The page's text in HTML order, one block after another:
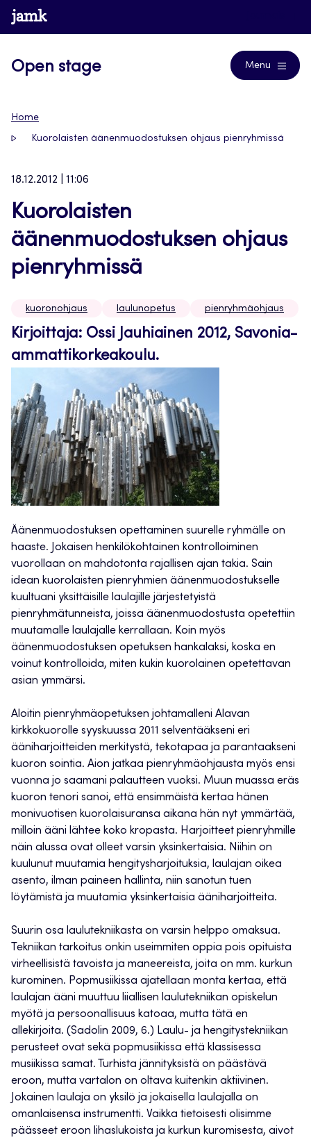
Siirry
suoraan
www.jamk.fi
Open stage Menu
Home
Kuorolaisten äänenmuodostuksen ohjaus pienryhmissä
18.12.2012 | 11:06
Kuorolaisten
äänenmuodostuksen ohjaus
pienryhmissä
kuoronohjaus laulunopetus pienryhmäohjaus
Kirjoittaja: Ossi Jauhiainen 2012, Savonia-
ammattikorkeakoulu.
Äänenmuodostuksen opettaminen suurelle ryhmälle on
haaste. Jokaisen henkilökohtainen kontrolloiminen
vuorollaan on mahdotonta rajallisen ajan takia. Sain
idean kuorolaisten pienryhmien äänenmuodostukselle
kuultuani yksittäisille laulajille järjestetyistä
pienryhmätunneista, joissa äänenmuodostusta opetettiin
muutamalle laulajalle kerrallaan. Koin myös
äänenmuodostuksen opetuksen hankalaksi, koska en
voinut kontrolloida, miten kukin kuorolainen opetettavan
asian ymmärsi.
Aloitin pienryhmäopetuksen johtamalleni Alavan
kirkkokuorolle syyskuussa 2011 selventääkseni eri
ääniharjoitteiden merkitystä, tekotapaa ja parantaakseni
kuoron sointia. Aion jatkaa pienryhmäohjausta myös ensi
vuonna jo saamani palautteen vuoksi. Muun muassa eräs
kuoron tenori sanoi, että ensimmäistä kertaa hänen
monivuotisen kuorolaisuransa aikana hän nyt ymmärtää,
milloin ääni lähtee koko kropasta. Harjoitteet pienryhmille
näin alussa ovat olleet varsin yksinkertaisia. Niihin on
kuulunut muutamia hengitysharjoituksia, laulajan oikea
asento, ilman paineen hallinta, niin sanotun tuen
löytämistä ja muutamia yksinkertaisia ääniharjoitteita.
Suurin osa laulutekniikasta on varsin helppo omaksua.
Tekniikan tarkoitus onkin useimmiten oppia pois opituista
virheellisistä tavoista ja maneereista, joita on mm. kurkun
kurominen. Popmusiikissa ajatellaan monta kertaa, että
laulajan ääni muuttuu liiallisen laulutekniikan opiskelun
myötä ja persoonallisuus katoaa, mutta tätä en
allekirjoita. (Sadolin 2009, 6.) Laulu- ja hengitystekniikan
perusteet ovat sekä popmusiikissa että klassisessa
musiikissa samat. Turhista jännityksistä on päästävä
eroon, mutta vartalon on oltava kuitenkin aktiivinen.
Jokainen laulaja on yksilö ja jokaisella laulajalla on
omanlaisensa instrumentti. Vaikka tietoisesti olisimme
päässeet eroon lihaslukoista ja kurkun kuromisesta, aivot